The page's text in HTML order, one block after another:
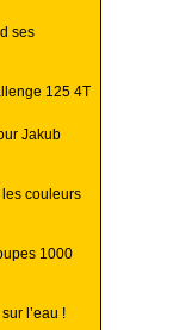
ses
125 4T
Jakub
couleurs
1000
l’eau !